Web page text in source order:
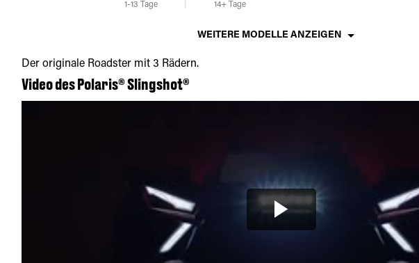
1-13
Tage
14+
Tage
WEITERE MODELLE ANZEIGEN
Der originale Roadster mit 3 Rädern.
Video des Polaris® Slingshot®